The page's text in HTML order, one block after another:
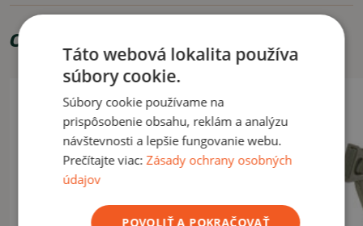
taktických cvičeniach alebo iných aktivitách, pri ktorých je potrebná
ochrana kolien.
ČÍTAŤ MENEJ
Odporúčame zakúpiť
Táto webová lokalita používa
súbory cookie.
Súbory cookie používame na
prispôsobenie obsahu, reklám a analýzu
návštevnosti a lepšie fungovanie webu.
Prečítajte viac:Zásady ochrany osobných
údajov
POVOLIŤ A POKRAČOVAŤ